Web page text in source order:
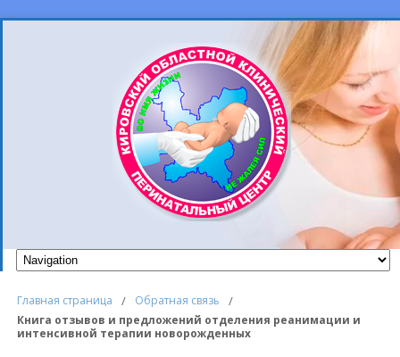
Главная страница / Обратная связь /
Книга отзывов и предложений отделения реанимации и
интенсивной терапии новорожденных